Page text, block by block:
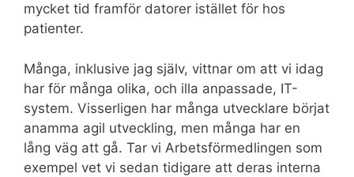
mycket tid framför datorer istället för hos
patienter.
Många, inklusive jag själv, vittnar om att vi idag
har för många olika, och illa anpassade, IT-
system. Visserligen har många utvecklare börjat
anamma agil utveckling, men många har en
lång väg att gå. Tar vi Arbetsförmedlingen som
exempel vet vi sedan tidigare att deras interna